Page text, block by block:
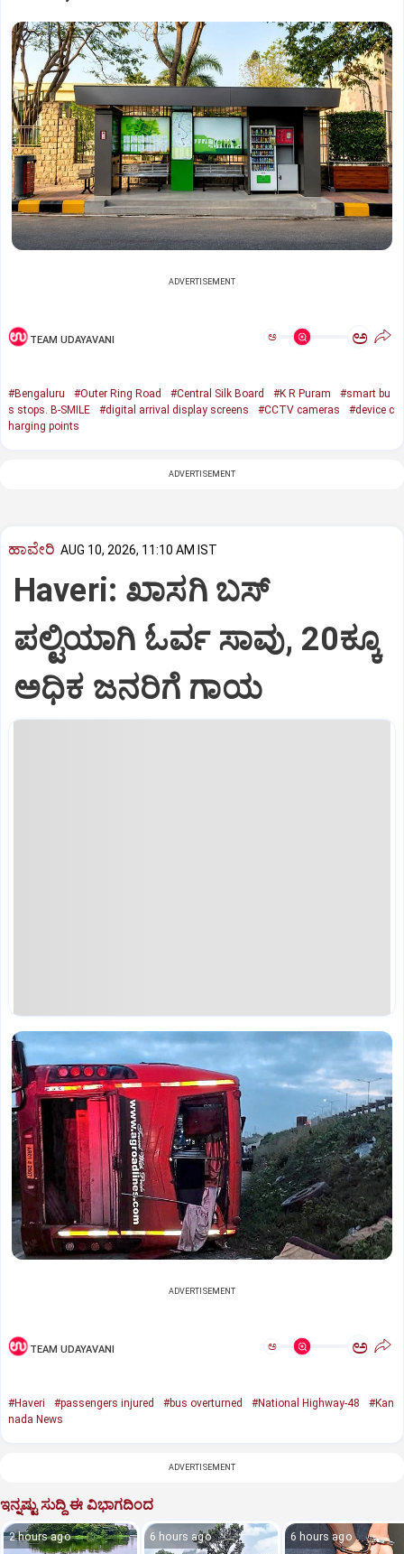
ADVERTISEMENT
TEAM UDAYAVANI ಅ ಅ
#Bengaluru #Outer Ring Road #Central Silk Board #K R Puram
#smart bu
s stops. B-SMILE
#digital arrival display screens #CCTV cameras
#device c
harging points
ADVERTISEMENT
ಹಾವೇರಿ AUG 10, 2026, 11:10 AM IST
Haveri: ಖಾಸಗಿ ಬಸ್
ಪಲ್ಟಿಯಾಗಿ ಓರ್ವ ಸಾವು, 20ಕ್ಕೂ
ಅಧಿಕ ಜನರಿಗೆ ಗಾಯ
ADVERTISEMENT
TEAM UDAYAVANI ಅ ಅ
#Haveri #passengers injured #bus overturned #National Highway-48
#Kan
nada News
ADVERTISEMENT
ಇನ್ನಷ್ಟು ಸುದ್ದಿ ಈ ವಿಭಾಗದಿಂದ
2 hours ago 6 hours ago 6 hours ago